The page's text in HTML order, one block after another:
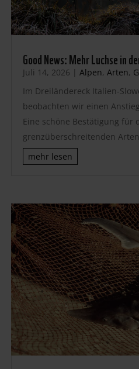
Good News: Mehr Luchse in
Juli 14, 2026 | Alpen, Arten,
Im Dreiländereck Italien-
beobachten wir einen
Eine schöne Bestätigung für
grenzüberschreitenden
mehr lesen